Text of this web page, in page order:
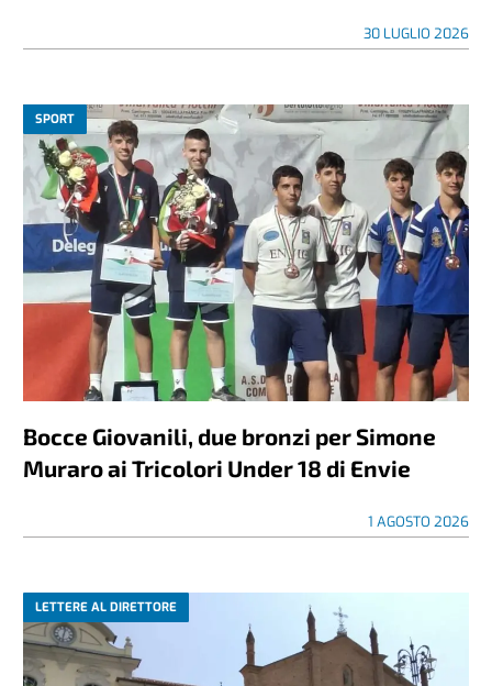
30 LUGLIO 2026
SPORT
Bocce Giovanili, due bronzi per Simone
Muraro ai Tricolori Under 18 di Envie
1 AGOSTO 2026
LETTERE AL DIRETTORE